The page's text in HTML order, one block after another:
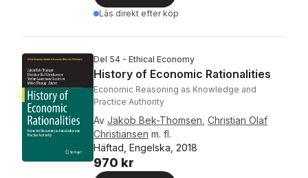
Läs direkt efter köp
Del 54 - Ethical Economy
History of Economic Rationalities
Economic Reasoning as Knowledge and
Practice Authority
Av Jakob Bek-Thomsen Christian Olaf
Christiansen m. fl.
Häftad, Engelska, 2018
970 kr